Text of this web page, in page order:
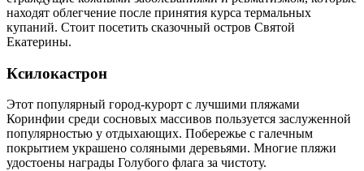
находят облегчение после принятия курса термальных
купаний. Стоит посетить сказочный остров Святой
Екатерины.
Ксилокастрон
Этот популярный город-курорт с лучшими пляжами
Коринфии среди сосновых массивов пользуется заслуженной
популярностью у отдыхающих. Побережье с галечным
покрытием украшено соляными деревьями. Многие пляжи
удостоены награды Голубого флага за чистоту.